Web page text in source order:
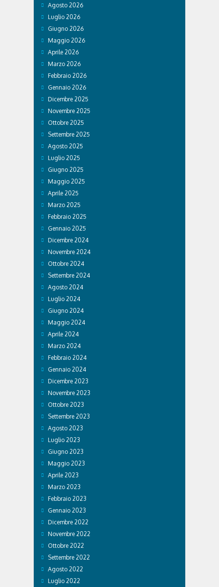
Agosto 2026
Luglio 2026
Giugno 2026
Maggio 2026
Aprile 2026
Marzo 2026
Febbraio 2026
Gennaio 2026
Dicembre 2025
Novembre 2025
Ottobre 2025
Settembre 2025
Agosto 2025
Luglio 2025
Giugno 2025
Maggio 2025
Aprile 2025
Marzo 2025
Febbraio 2025
Gennaio 2025
Dicembre 2024
Novembre 2024
Ottobre 2024
Settembre 2024
Agosto 2024
Luglio 2024
Giugno 2024
Maggio 2024
Aprile 2024
Marzo 2024
Febbraio 2024
Gennaio 2024
Dicembre 2023
Novembre 2023
Ottobre 2023
Settembre 2023
Agosto 2023
Luglio 2023
Giugno 2023
Maggio 2023
Aprile 2023
Marzo 2023
Febbraio 2023
Gennaio 2023
Dicembre 2022
Novembre 2022
Ottobre 2022
Settembre 2022
Agosto 2022
Luglio 2022